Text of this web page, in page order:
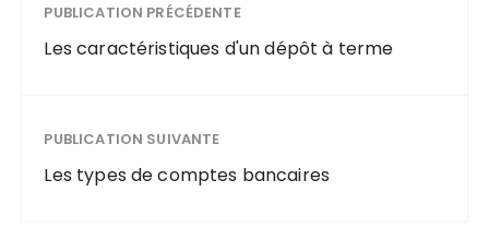
PUBLICATION PRÉCÉDENTE
Les caractéristiques d'un dépôt à terme
PUBLICATION SUIVANTE
Les types de comptes bancaires